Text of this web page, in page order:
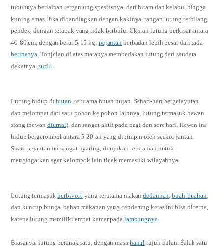
tubuhnya berlainan tergantung spesiesnya, dari hitam dan kelabu, hingga
kuning emas. Jika dibandingkan dengan kakinya, tangan lutung terbilang
pendek, dengan telapak yang tidak berbulu. Ukuran lutung berkisar antara
40-80 cm, dengan berat 5-15 kg; pejantan berbadan lebih besar daripada
betinanya. Tonjolan di atas matanya membedakan lutung dari saudara
dekatnya, surili.
Lutung hidup di hutan, terutama hutan hujan. Sehari-hari bergelayutan
dan melompat dari satu pohon ke pohon lainnya, lutung termasuk hewan
siang (hewan diurnal), dan sangat aktif pada pagi dan sore hari. Hewan ini
hidup bergerombol antara 5-20-an yang dipimpin oleh seekor jantan.
Suara pejantan ini sangat nyaring, ditujukan terutaman untuk
mengingatkan agar kelompok lain tidak memasuki wilayahnya.
Lutung termasuk herbivora yang terutama makan dedaunan, buah-buahan,
dan kuncup bunga. bahan makanan yang cenderung keras ini bisa dicerna,
karena lutung memiliki empat kamar pada lambungnya.
Biasanya, lutung beranak satu, dengan masa hamil tujuh bulan. Salah satu